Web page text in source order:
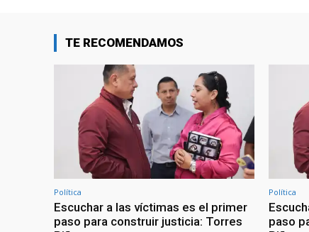
TE RECOMENDAMOS
Política
Escuchar a las víctimas es el primer
paso para construir justicia: Torres
Política
paso